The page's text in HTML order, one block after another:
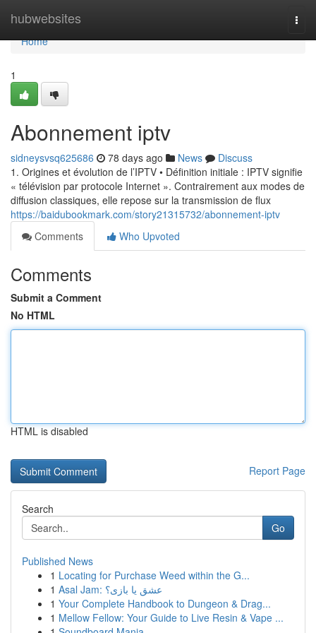
hubwebsites
Home
Home
1
Abonnement iptv
sidneysvsq625686 78 days ago News
Discuss
1. Origines et évolution de l’IPTV • Définition initiale : IPTV signifie
« télévision par protocole Internet ». Contrairement aux modes de
diffusion classiques, elle repose sur la transmission de flux
https://baidubookmark.com/story21315732/abonnement-iptv
Comments
Who Upvoted
Comments
Submit a Comment
No HTML
HTML is disabled
Report Page
Search
Go
Published News
1 Locating for Purchase Weed within the G...
1
Asal Jam: عشق یا بازی؟
1 Your Complete Handbook to Dungeon & Drag...
1 Mellow Fellow: Your Guide to Live Resin & Vape ...